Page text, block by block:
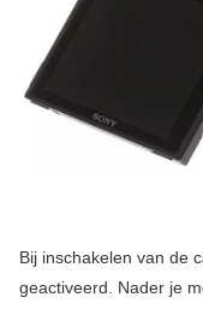
Bij inschakelen van de
geactiveerd. Nader je